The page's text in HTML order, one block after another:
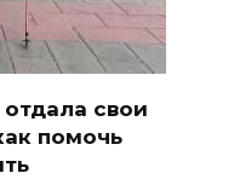
свои
помочь